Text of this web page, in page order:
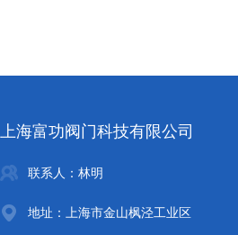
上海富功阀门科技有限公司
联系人：林明
地址：上海市金山枫泾工业区